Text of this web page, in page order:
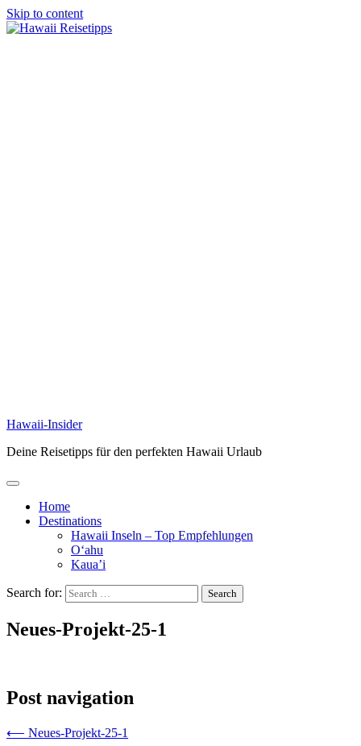
Skip to content
Hawaii-Insider
Deine Reisetipps für den perfekten Hawaii Urlaub
Home
Destinations
Hawaii Inseln – Top Empfehlungen
O‘ahu
Kaua’i
Search for:
Neues-Projekt-25-1
Post navigation
⟵ Neues-Projekt-25-1